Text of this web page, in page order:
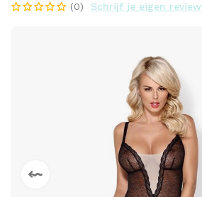
(0) Schrijf je eigen review